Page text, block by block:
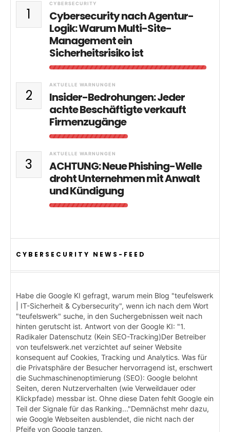
1
CYBERSECURITY
Cybersecurity nach Agentur-
Logik: Warum Multi-Site-
Management ein
Sicherheitsrisiko ist
2
AKTUELLE WARNUNGEN
Insider-Bedrohungen: Jeder
achte Beschäftigte verkauft
Firmenzugänge
3
AKTUELLE WARNUNGEN
ACHTUNG: Neue Phishing-Welle
droht Unternehmen mit Anwalt
und Kündigung
CYBERSECURITY NEWS-FEED
Habe die Google KI gefragt, warum mein Blog "teufelswerk
| IT-Sicherheit & Cybersecurity", wenn ich nach dem Wort
"teufelswerk" suche, in den Suchergebnissen weit nach
hinten gerutscht ist. Antwort von der Google KI: "1.
Radikaler Datenschutz (Kein SEO-Tracking)Der Betreiber
von teufelswerk.net verzichtet auf seiner Website
konsequent auf Cookies, Tracking und Analytics. Was für
die Privatsphäre der Besucher hervorragend ist, erschwert
die Suchmaschinenoptimierung (SEO): Google belohnt
Seiten, deren Nutzerverhalten (wie Verweildauer oder
Klickpfade) messbar ist. Ohne diese Daten fehlt Google ein
Teil der Signale für das Ranking..."Demnächst mehr dazu,
wie Google Webseiten ausblendet, die nicht nach der
Pfeife von Google tanzen.